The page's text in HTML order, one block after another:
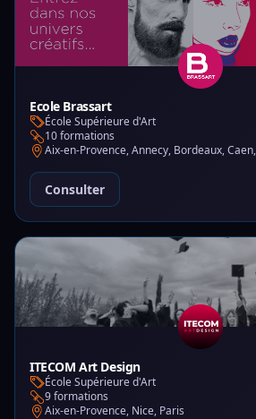
Ecole Brassart
École Supérieure d'Art
10 formations
Consulter
ITECOM Art Design
École Supérieure d'Art
9 formations
Aix-en-Provence, Nice, Paris